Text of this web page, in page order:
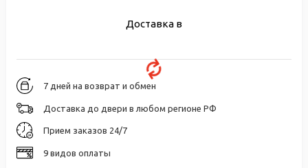
Доставка в
7 дней на возврат и обмен
Доставка до двери в любом регионе РФ
Прием заказов 24/7
9 видов оплаты